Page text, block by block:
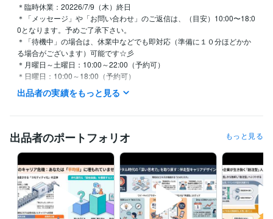
＊臨時休業：20226/7/9（木）終日
＊「メッセージ」や「お問い合わせ」のご返信は、（目安）10:00〜18:0
0となります。予めご了承下さい。
＊「待機中」の場合は、休業中などでも即対応（準備に１０分ほどかか
る場合がございます）可能です☆彡
＊月曜日～土曜日：10:00～22:00（予約可）
＊日曜日：10:00～18:00（予約可）
＊学会・セミナー講演などで臨時休業することがございます。
エンジニア / 情報システム・社内SE 経験年数 : 5年
数 : 10年
コンサルタント / 経営コンサルタント 経験年数 : 25年
経営・マネジメント / 経営企画・経営戦略 経験年数 : 15年
研究・開発・設計 / 電気・電子制御設計 経験年数 : 5年
職歴
株式会社ナムコ 1980年6月 ~ 1985年2月 1985年3月 ~ 1988年2月
出品者の実績をもっと見る
出品者のポートフォリオ もっと見る